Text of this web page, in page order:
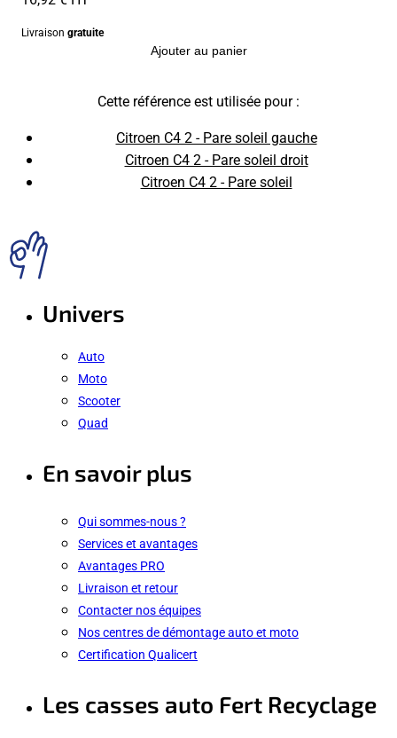
Livraison gratuite
Ajouter au panier
Cette référence est utilisée pour :
Citroen C4 2 - Pare soleil gauche
Citroen C4 2 - Pare soleil droit
Citroen C4 2 - Pare soleil
Univers
Auto
Moto
Scooter
Quad
En savoir plus
Qui sommes-nous ?
Services et avantages
Avantages PRO
Livraison et retour
Contacter nos équipes
Nos centres de démontage auto et moto
Certification Qualicert
Les casses auto Fert Recyclage